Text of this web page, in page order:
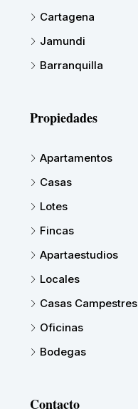
Cartagena
Jamundi
Barranquilla
Propiedades
Apartamentos
Casas
Lotes
Fincas
Apartaestudios
Locales
Casas Campestres
Oficinas
Bodegas
Contacto